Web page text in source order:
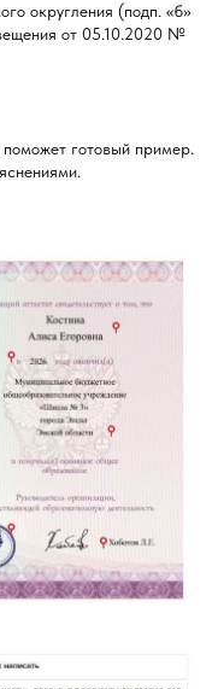
округления (подп. «б»
от 05.10.2020 №
поможет готовый пример.